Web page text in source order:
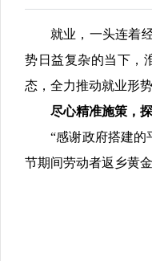
就业，一头连着
势日益复杂的当下，
态，全力推动就业形
尽心精准施策，
“感谢政府搭建
节期间劳动者返乡黄